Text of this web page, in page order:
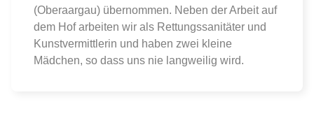
(Oberaargau) übernommen. Neben der Arbeit auf
dem Hof arbeiten wir als Rettungssanitäter und
Kunstvermittlerin und haben zwei kleine
Mädchen, so dass uns nie langweilig wird.